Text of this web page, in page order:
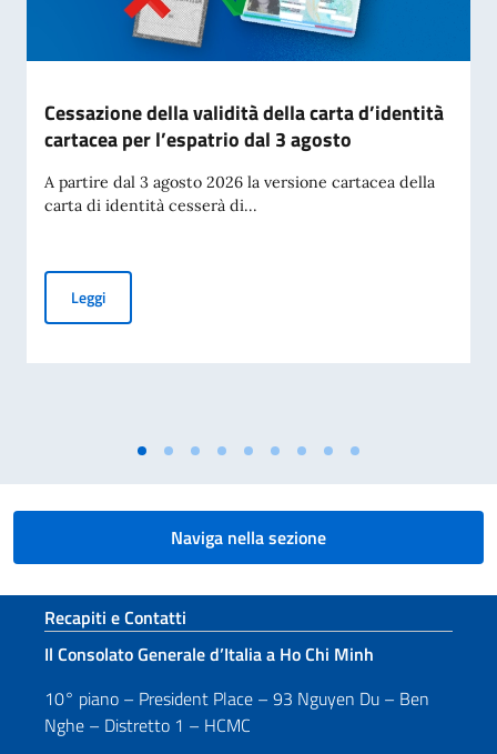
Cessazione della validità della carta d’identità
cartacea per l’espatrio dal 3 agosto
A partire dal 3 agosto 2026 la versione cartacea della
carta di identità cesserà di...
LeggiCessazione della validità della carta d’identità cartacea
Naviga nella sezione
Sezione footer
Recapiti e Contatti
Il Consolato Generale d’Italia a Ho Chi Minh
10° piano – President Place – 93 Nguyen Du – Ben
Nghe – Distretto 1 – HCMC